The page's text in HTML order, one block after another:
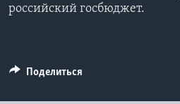
российский госбюджет.
Поделиться